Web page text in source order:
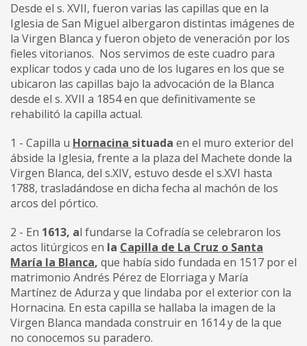
Desde el s. XVII, fueron varias las capillas que en la
Iglesia de San Miguel albergaron distintas imágenes de
la Virgen Blanca y fueron objeto de veneración por los
fieles vitorianos. Nos servimos de este cuadro para
explicar todos y cada uno de los lugares en los que se
ubicaron las capillas bajo la advocación de la Blanca
desde el s. XVII a 1854 en que definitivamente se
rehabilitó la capilla actual.
1 - Capilla u Hornacina situada en el muro exterior del
ábside la Iglesia, frente a la plaza del Machete donde la
Virgen Blanca, del s.XIV, estuvo desde el s.XVI hasta
1788, trasladándose en dicha fecha al machón de los
arcos del pórtico.
2 - En 1613, al fundarse la Cofradía se celebraron los
actos litúrgicos en la Capilla de La Cruz o Santa
María la Blanca, que había sido fundada en 1517 por el
matrimonio Andrés Pérez de Elorriaga y María
Martínez de Adurza y que lindaba por el exterior con la
Hornacina. En esta capilla se hallaba la imagen de la
Virgen Blanca mandada construir en 1614 y de la que
no conocemos su paradero.